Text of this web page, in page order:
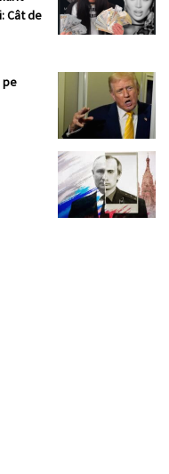
Cât de
pe